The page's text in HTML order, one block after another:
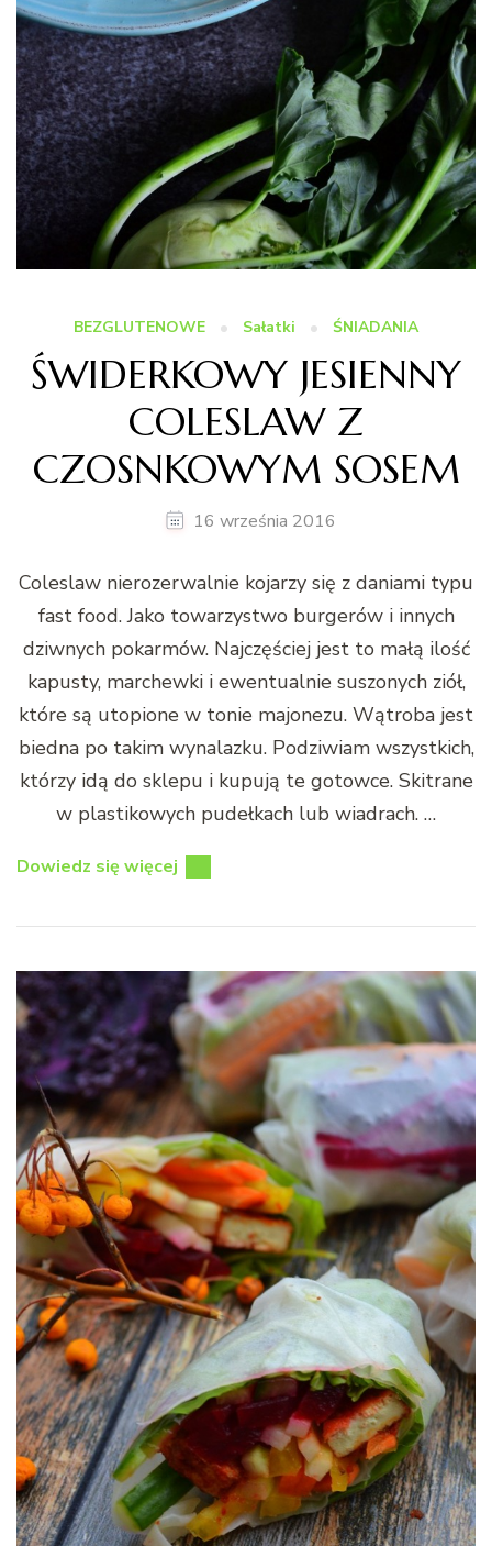
BEZGLUTENOWE Sałatki ŚNIADANIA
ŚWIDERKOWY JESIENNY
COLESLAW Z
CZOSNKOWYM SOSEM
16 września 2016
Coleslaw nierozerwalnie kojarzy się z daniami typu
fast food. Jako towarzystwo burgerów i innych
dziwnych pokarmów. Najczęściej jest to małą ilość
kapusty, marchewki i ewentualnie suszonych ziół,
które są utopione w tonie majonezu. Wątroba jest
biedna po takim wynalazku. Podziwiam wszystkich,
którzy idą do sklepu i kupują te gotowce. Skitrane
w plastikowych pudełkach lub wiadrach. …
Dowiedz się więcej